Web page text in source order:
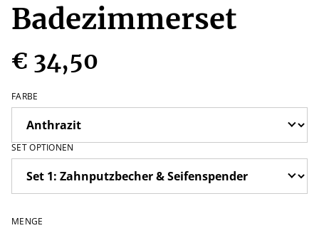
Badezimmerset
€ 34,50
FARBE
SET OPTIONEN
MENGE